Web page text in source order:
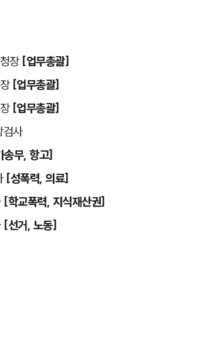
장 [업무총괄]
[업무총괄]
[업무총괄]
검사
송무, 항고]
[성폭력, 의료]
[학교폭력, 지식재산권]
[선거, 노동]